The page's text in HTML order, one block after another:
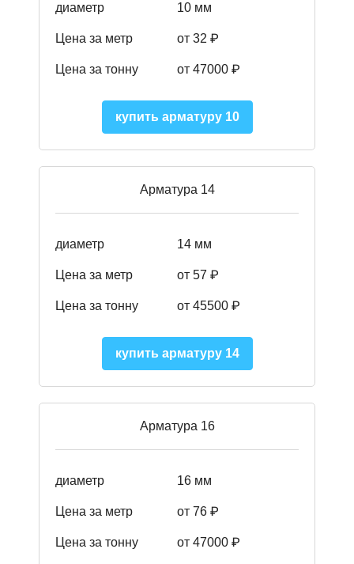
диаметр 10 мм
Цена за метр от 32 ₽
Цена за тонну от 47000 ₽
купить арматуру 10
Арматура 14
диаметр 14 мм
Цена за метр от 57 ₽
Цена за тонну от 45500 ₽
купить арматуру 14
Арматура 16
диаметр 16 мм
Цена за метр от 76 ₽
Цена за тонну от 47000 ₽